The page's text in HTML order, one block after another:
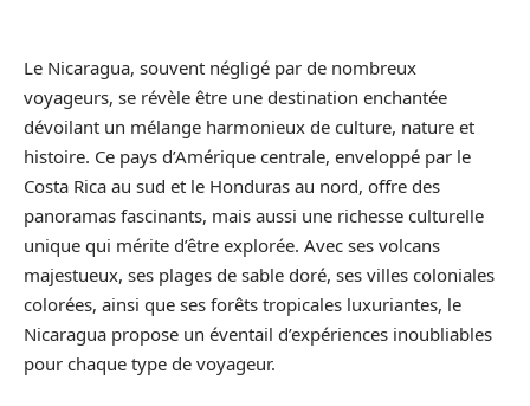
Le Nicaragua, souvent négligé par de nombreux
voyageurs, se révèle être une destination enchantée
dévoilant un mélange harmonieux de culture, nature et
histoire. Ce pays d’Amérique centrale, enveloppé par le
Costa Rica au sud et le Honduras au nord, offre des
panoramas fascinants, mais aussi une richesse culturelle
unique qui mérite d’être explorée. Avec ses volcans
majestueux, ses plages de sable doré, ses villes coloniales
colorées, ainsi que ses forêts tropicales luxuriantes, le
Nicaragua propose un éventail d’expériences inoubliables
pour chaque type de voyageur.